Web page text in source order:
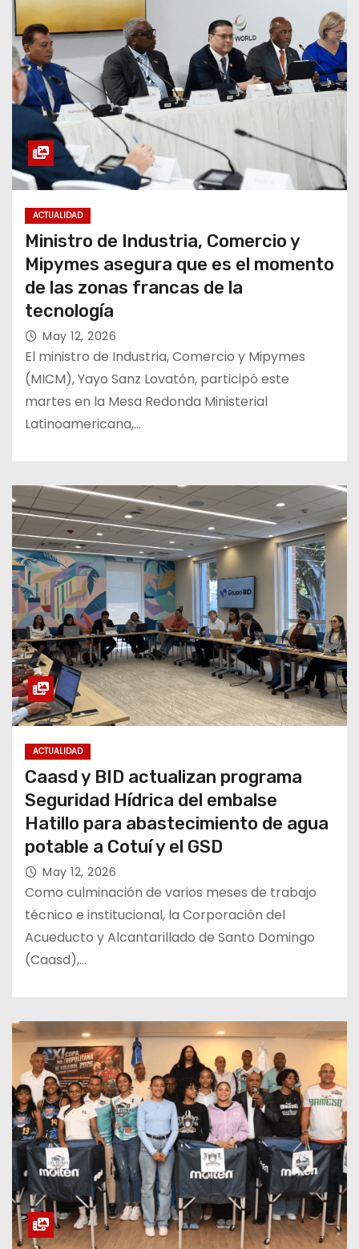
ACTUALIDAD
Ministro de Industria, Comercio y
Mipymes asegura que es el momento
de las zonas francas de la
tecnología
May 12, 2026
El ministro de Industria, Comercio y Mipymes
(MICM), Yayo Sanz Lovatón, participó este
martes en la Mesa Redonda Ministerial
Latinoamericana,…
ACTUALIDAD
Caasd y BID actualizan programa
Seguridad Hídrica del embalse
Hatillo para abastecimiento de agua
potable a Cotuí y el GSD
May 12, 2026
Como culminación de varios meses de trabajo
técnico e institucional, la Corporación del
Acueducto y Alcantarillado de Santo Domingo
(Caasd),…